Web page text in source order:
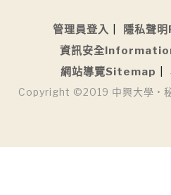
管理員登入
隱私聲
資訊安全
網站導覽Sitemap
Copyright ©2019 中興大學 •